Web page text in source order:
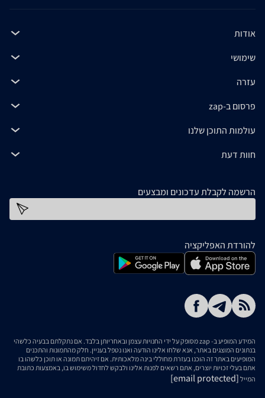
אודות
שימושי
עזרה
פרסום ב-zap
עולמות התוכן שלנו
חוות דעת
הרשמה לקבלת עדכונים ומבצעים
להורדת האפליקציה
המידע המופיע ב- zap מסופק על ידי החנויות עצמן ובאחריותן בלבד. אם נתקלתם בבעיה כלשהי
בנתונים המוצגים באתר, אנא שלחו אלינו הודעה ואנו נטפל בעניין. חלק מהתמונות והתכנים
המופיעים באתר זה הוכנו בעזרת מחוללי בינה מלאכותית. אם זיהיתם תמונה או תוכן כלשהו בו
אתם בעלי זכויות יוצרים, אתם רשאים לפנות אלינו ולבקש לחדול משימוש בו, באמצעות כתובת
המייל [email protected]